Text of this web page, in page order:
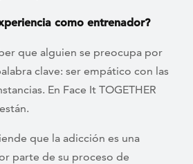
como entrenador?
que alguien se preocupa por
clave: ser empático con las
En Face It TOGETHER
que la adicción es una
parte de su proceso de